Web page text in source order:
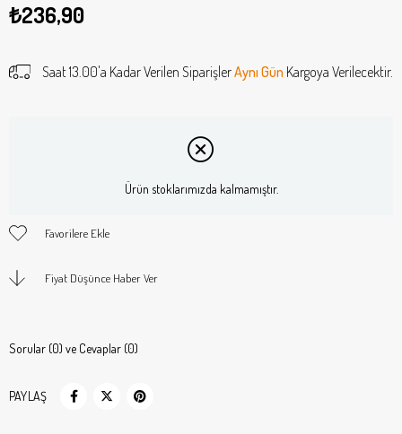
₺236,90
Saat 13.00'a Kadar Verilen SiparişlerAynı Gün Kargoya Verilecektir.
Ürün stoklarımızda kalmamıştır.
Favorilere Ekle
Fiyat Düşünce Haber Ver
Sorular (0) ve Cevaplar (0)
PAYLAŞ